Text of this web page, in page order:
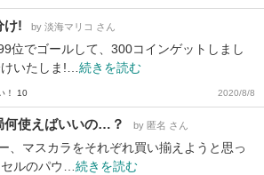
け! by 淡海マリコ さん
位でゴールして、300コインゲットしまし
いたしま!… 続きを読む
！ 10 2020/8/8
何使えばいいの…？ by 匿名 さん
、マスカラをそれぞれ買い揃えようと思っ
ルのパウ… 続きを読む